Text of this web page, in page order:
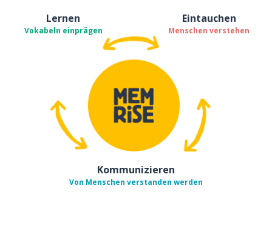
Lernen
Vokabeln einprägen
Eintauchen
Menschen verstehen
Kommunizieren
Von Menschen verstanden werden